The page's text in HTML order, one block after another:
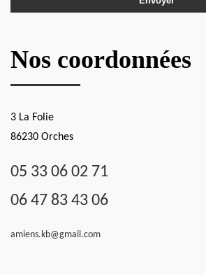
Nos coordonnées
3 La Folie
86230 Orches
05 33 06 02 71
06 47 83 43 06
amiens.kb@gmail.com